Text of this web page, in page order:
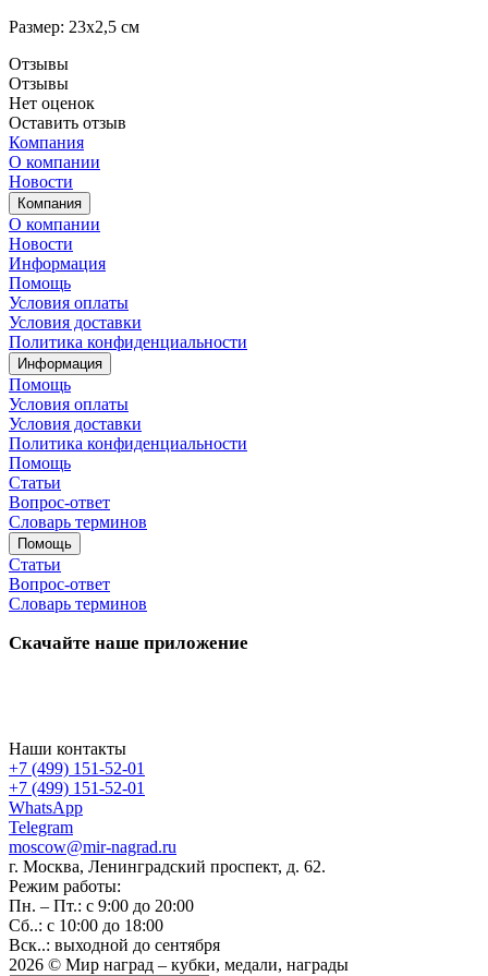
Размер: 23х2,5 см
Отзывы
Отзывы
Нет оценок
Оставить отзыв
Компания
О компании
Новости
Компания
О компании
Новости
Информация
Помощь
Условия оплаты
Условия доставки
Политика конфиденциальности
Информация
Помощь
Условия оплаты
Условия доставки
Политика конфиденциальности
Помощь
Статьи
Вопрос-ответ
Словарь терминов
Помощь
Статьи
Вопрос-ответ
Словарь терминов
Скачайте наше приложение
Наши контакты
+7 (499) 151-52-01
+7 (499) 151-52-01
WhatsApp
Telegram
moscow@mir-nagrad.ru
г. Москва, Ленинградский проспект, д. 62.
Режим работы:
Пн. – Пт.: с 9:00 до 20:00
Сб..: с 10:00 до 18:00
Вск..: выходной до сентября
2026 © Мир наград – кубки, медали, награды